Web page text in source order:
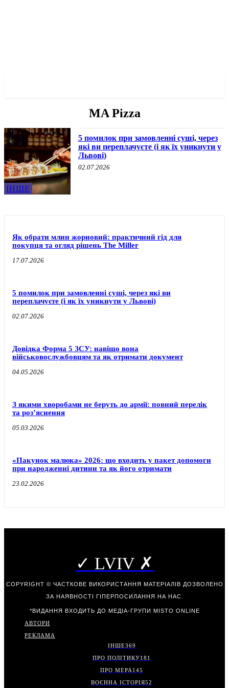
MA Pizza
ІНШЕ
5 помилок при замовленні суші, через
які ви переплачуєте (і як їх уникнути у
Львові)
02.07.2026
Як обрати млин жорновий: практичний гід для
покупця та огляд рішень The Miller
17.07.2026
5 помилок при замовленні суші, через які ви
переплачуєте (і як їх уникнути у Львові)
02.07.2026
Довідка Форма 5 ЗСУ: навіщо вона
військовослужбовцям та як отримати документ
04.05.2026
З якими хворобами не беруть до армії: повний перелік
та роз’яснення
05.03.2026
«Пакунок малюка» 2026: що входить у пакет допомоги
при народженні дитини та як його отримати
23.02.2026
✓ LVIV ✗
COPYRIGHT © ЧАСТКОВЕ ВИКОРИСТАННЯ МАТЕРІАЛІВ ДОЗВОЛЕНО
ЗА НАЯВНОСТІ ГІПЕРПОСИЛАННЯ НА НАС.
*ВИДАННЯ ВХОДИТЬ ДО МЕДІА-ГРУПИ MISTO ONLINE
АВТОРИ
РЕКЛАМА
ІНШЕ369
ПРО ПОЛІТИКУ181
ПРО МЕРА 145
ВОЄННА ІСТОРІЯ52